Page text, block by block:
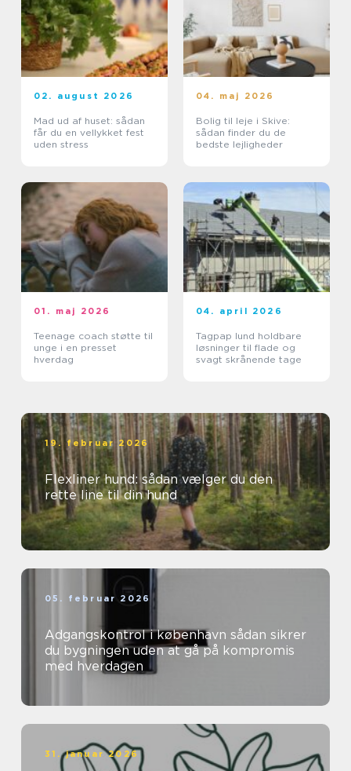
02. august 2026
Mad ud af huset: sådan
får du en vellykket fest
uden stress
04. maj 2026
Bolig til leje i Skive:
sådan finder du de
bedste lejligheder
01. maj 2026
Teenage coach støtte til
unge i en presset
hverdag
04. april 2026
Tagpap lund holdbare
løsninger til flade og
svagt skrånende tage
19. februar 2026
Flexliner hund: sådan vælger du den
rette line til din hund
05. februar 2026
Adgangskontrol i københavn sådan sikrer
du bygningen uden at gå på kompromis
med hverdagen
31. januar 2026